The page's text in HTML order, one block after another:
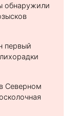
обнаружили
первый
Северном